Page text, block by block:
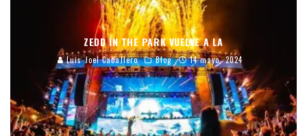
ZEDD IN THE PARK VUELVE A LA
Luis Joel Caballero Blog 14 mayo, 2024